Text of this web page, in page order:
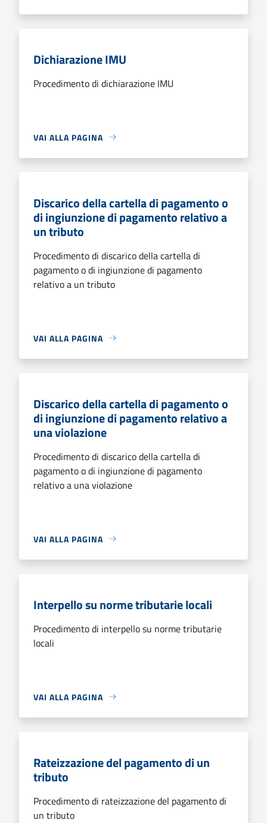
Dichiarazione IMU
Procedimento di dichiarazione IMU
VAI ALLA PAGINA
Discarico della cartella di pagamento o
di ingiunzione di pagamento relativo a
un tributo
Procedimento di discarico della cartella di
pagamento o di ingiunzione di pagamento
relativo a un tributo
VAI ALLA PAGINA
Discarico della cartella di pagamento o
di ingiunzione di pagamento relativo a
una violazione
Procedimento di discarico della cartella di
pagamento o di ingiunzione di pagamento
relativo a una violazione
VAI ALLA PAGINA
Interpello su norme tributarie locali
Procedimento di interpello su norme tributarie
locali
VAI ALLA PAGINA
Rateizzazione del pagamento di un
tributo
Procedimento di rateizzazione del pagamento di
un tributo